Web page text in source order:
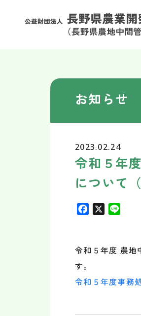
お知らせ
2023.02.24
令和５年
について
b
o
X
e
令和５年度 農地
す。
令和５年度事務